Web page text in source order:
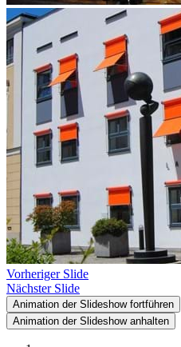
Vorheriger Slide
Nächster Slide
Animation der Slideshow fortführen
Animation der Slideshow anhalten